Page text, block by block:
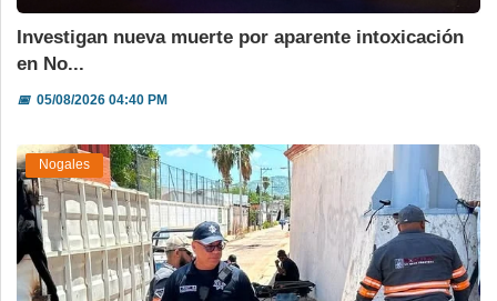
Investigan nueva muerte por aparente intoxicación
en No...
📅05/08/2026 04:40 PM
Nogales